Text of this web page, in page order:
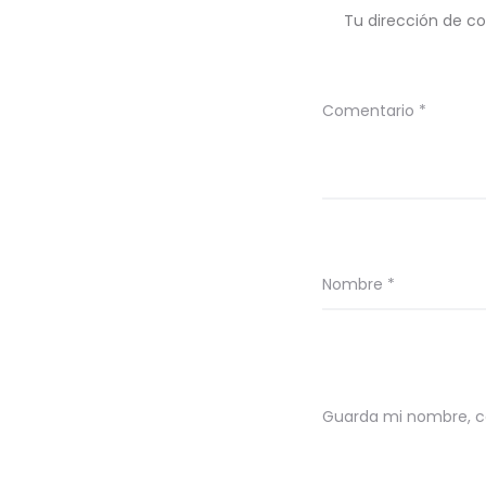
Tu dirección de
Comentario *
Nombre *
Guarda mi nombre,